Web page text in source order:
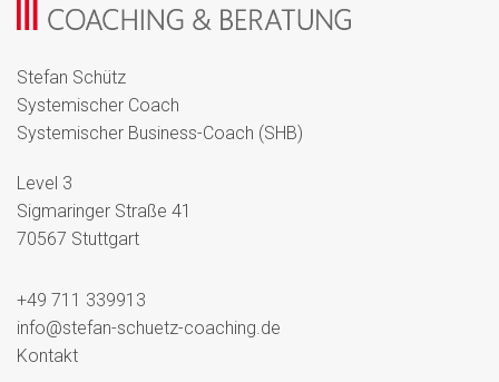
Stefan Schütz
Systemischer Coach
Systemischer Business-Coach (SHB)
Level 3
Sigmaringer Straße 41
70567 Stuttgart
+49 711 339913
info@stefan-schuetz-coaching.de
Kontakt